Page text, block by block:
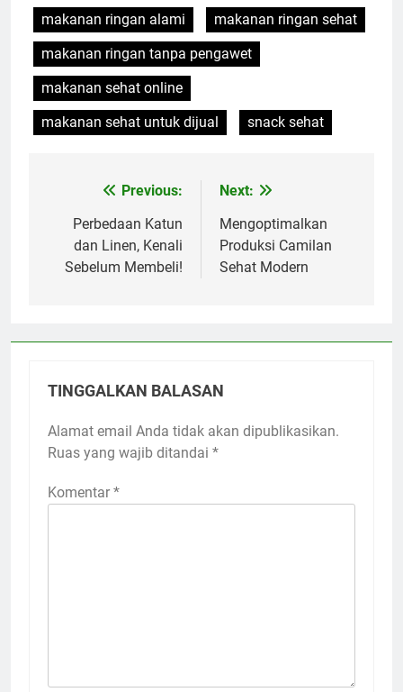
makanan ringan alami
makanan ringan sehat
makanan ringan tanpa pengawet
makanan sehat online
makanan sehat untuk dijual
snack sehat
Navigasi
pos
Previous:
Perbedaan Katun
dan Linen, Kenali
Sebelum Membeli!
Next:
Mengoptimalkan
Produksi Camilan
Sehat Modern
TINGGALKAN BALASAN
Alamat email Anda tidak akan dipublikasikan.
Ruas yang wajib ditandai *
Komentar *